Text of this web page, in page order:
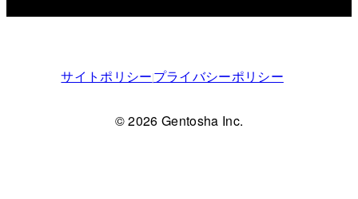
サイトポリシープライバシーポリシー
© 2026 Gentosha Inc.